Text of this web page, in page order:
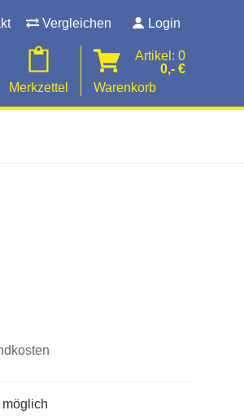
Vergleichen Login
Merkzettel
Artikel: 0
0,- €
Warenkorb